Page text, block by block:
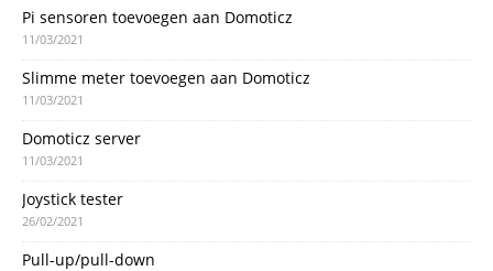
Pi sensoren toevoegen aan Domoticz
11/03/2021
Slimme meter toevoegen aan Domoticz
11/03/2021
Domoticz server
11/03/2021
Joystick tester
26/02/2021
Pull-up/pull-down